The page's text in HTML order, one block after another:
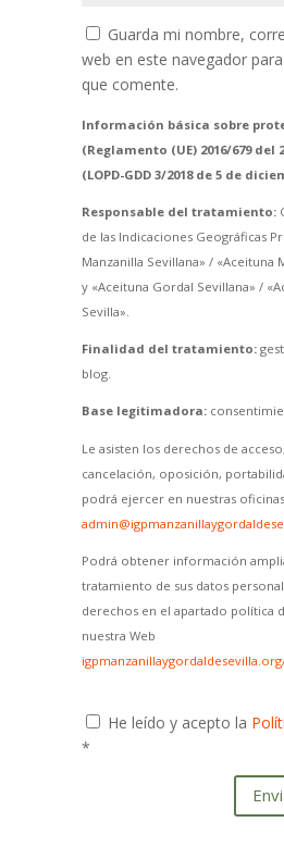
Guarda mi nombre,
web en este navegador
que comente.
Información básica sobre
(Reglamento (UE) 2016/679 del
(LOPD-GDD 3/2018 de 5 de
Responsable del tratamiento:
de las Indicaciones Geográficas
Manzanilla Sevillana» / «Aceituna
y «Aceituna Gordal Sevillana» /
Sevilla».
Finalidad del tratamiento:
blog.
Base legitimadora:
Le asisten los derechos de
cancelación, oposición,
podrá ejercer en nuestras
Podrá obtener información
tratamiento de sus datos
derechos en el apartado política
nuestra Web
He leído y acepto la
*